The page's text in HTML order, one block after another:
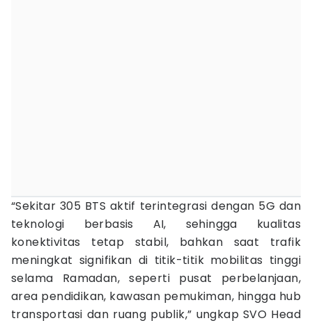
“Sekitar 305 BTS aktif terintegrasi dengan 5G dan
teknologi berbasis AI, sehingga kualitas
konektivitas tetap stabil, bahkan saat trafik
meningkat signifikan di titik-titik mobilitas tinggi
selama Ramadan, seperti pusat perbelanjaan,
area pendidikan, kawasan pemukiman, hingga hub
transportasi dan ruang publik,” ungkap SVO Head